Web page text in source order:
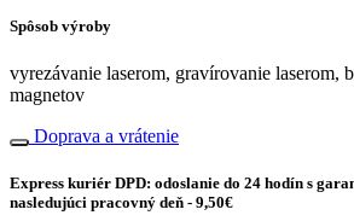
Spôsob výroby
vyrezávanie laserom, gravírovanie laserom,
magnetov
Doprava a vrátenie
Express kuriér DPD: odoslanie do 24 hodín s
nasledujúci pracovný deň - 9,50€